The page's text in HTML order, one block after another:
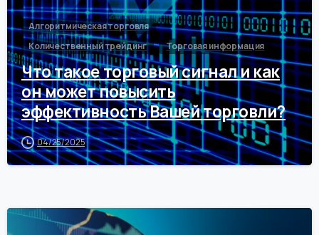
Алгоритмическая торговля
Количественный трейдинг
Торговая информация
Что такое торговый сигнал и как
он может повысить
эффективность Вашей торговли?
04/25/2025